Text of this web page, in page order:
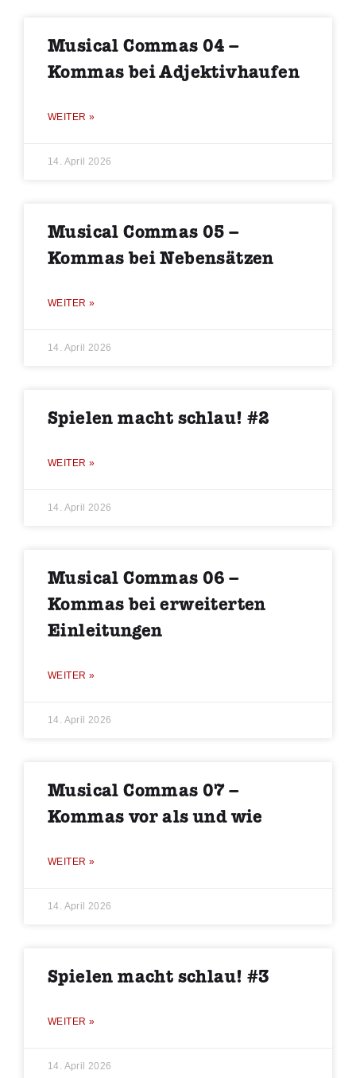
Musical Commas 04 –
Kommas bei Adjektivhaufen
WEITER »
14. April 2026
Musical Commas 05 –
Kommas bei Nebensätzen
WEITER »
14. April 2026
Spielen macht schlau! #2
WEITER »
14. April 2026
Musical Commas 06 –
Kommas bei erweiterten
Einleitungen
WEITER »
14. April 2026
Musical Commas 07 –
Kommas vor als und wie
WEITER »
14. April 2026
Spielen macht schlau! #3
WEITER »
14. April 2026